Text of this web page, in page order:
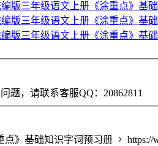
题，请联系客服QQ：20862811
点》基础知识字词预习册 https://